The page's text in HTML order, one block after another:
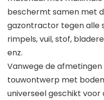
beschermt samen met
gazontractor tegen alle
rimpels, vuil, stof,
enz.
Vanwege de
touwontwerp met
universeel geschikt